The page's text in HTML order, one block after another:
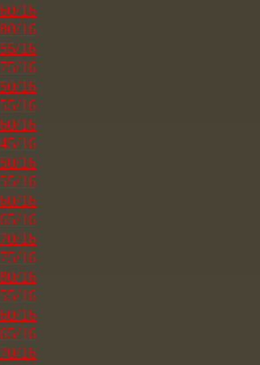
16
16
16
16
16
16
16
16
16
16
16
16
16
16
16
16
16
16
16